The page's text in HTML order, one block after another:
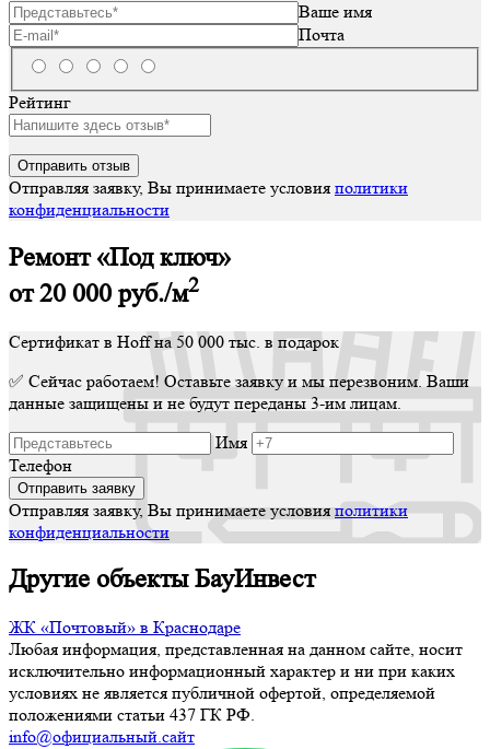
Ваше имя
Почта
Рейтинг
Отправляя заявку, Вы принимаете условия политики
конфиденциальности
Ремонт «Под ключ»
от 20 000руб./м2
Сертификат в Hoff на 50 000 тыс. в подарок
✅ Сейчас работаем! Оставьте заявку и мы перезвоним. Ваши
данные защищены и не будут переданы 3-им лицам.
Имя
Телефон
Отправляя заявку, Вы принимаете условияполитики
конфиденциальности
Другие объекты БауИнвест
ЖК «Почтовый» в Краснодаре
Любая информация, представленная на данном сайте, носит
исключительно информационный характер и ни при каких
условиях не является публичной офертой, определяемой
положениями статьи 437 ГК РФ.
info@официальный.сайт